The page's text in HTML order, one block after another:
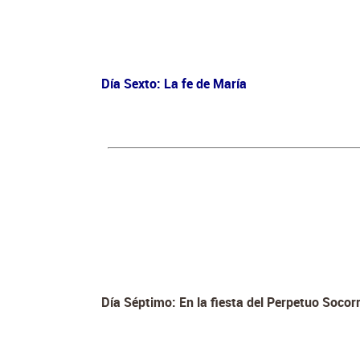
Día Sexto: La fe de María
Día Séptimo: En la fiesta del Perpetuo